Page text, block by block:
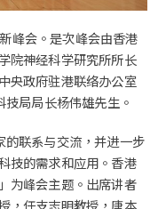
峰会。是次峰会由香港
院神经科学研究所所长
央政府驻港联络办公室
局局长杨伟雄先生。
联系与交流，并进一步
技的需求和应用。香港
为峰会主题。出席讲者